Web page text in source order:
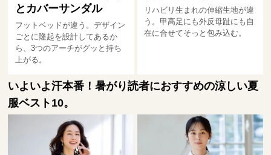
とカバーサンダル
フットベッドが違う。デザイン
ごとに隆起を設計してあるか
ら、3つのアーチがグッと持ち
上がる。
リハビリ生まれの伸縮生地が違
う。甲高足にも外反母趾にも自
在に合せてそっと包み込む。
いよいよ汗本番！暑がり読者におすすめの涼しい夏
服ベスト10。